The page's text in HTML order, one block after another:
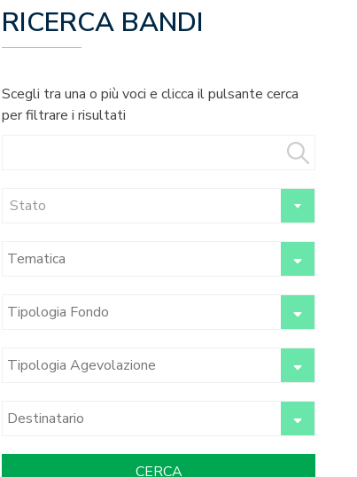
RICERCA BANDI
Scegli tra una o più voci e clicca il pulsante cerca
per filtrare i risultati
Stato